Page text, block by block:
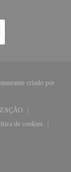
criado por
nova janela))
numa nova janela))
de cookies
((abre numa